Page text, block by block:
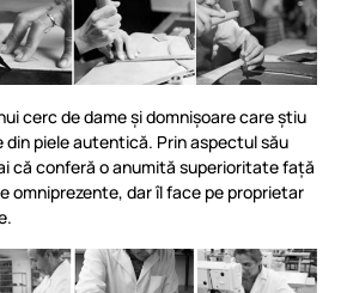
cerc de dame și domnișoare care știu
din piele autentică. Prin aspectul său
că conferă o anumită superioritate față
omniprezente, dar îl face pe proprietar